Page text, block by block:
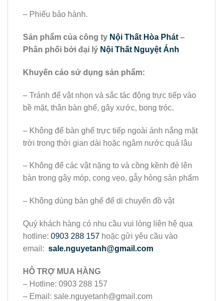
– Phiếu bảo hành.
Sản phẩm của công ty Nội Thất Hòa Phát –
Phân phối bởi đại lý Nội Thất Nguyệt Ánh
Khuyến cáo sử dụng sản phẩm:
– Tránh để vật nhọn và sắc tác động trực tiếp vào
bề mặt, thân bàn ghế, gây xước, bong tróc.
– Không để bàn ghế trực tiếp ngoài ánh nắng mặt
trời trong thời gian dài hoặc ngâm nước quá lâu
– Không để các vật nặng to và cồng kềnh đè lên
bàn trong gây móp, cong vẹo, gẫy hỏng sản phẩm
– Không dùng bàn ghế để di chuyển đồ vật
Quý khách hàng có nhu cầu vui lòng liên hệ qua
hotline: 0903 288 157 hoặc gửi yêu cầu vào
email: sale.nguyetanh@gmail.com
HỖ TRỢ MUA HÀNG
– Hotline: 0903 288 157
– Email: sale.nguyetanh@gmail.com